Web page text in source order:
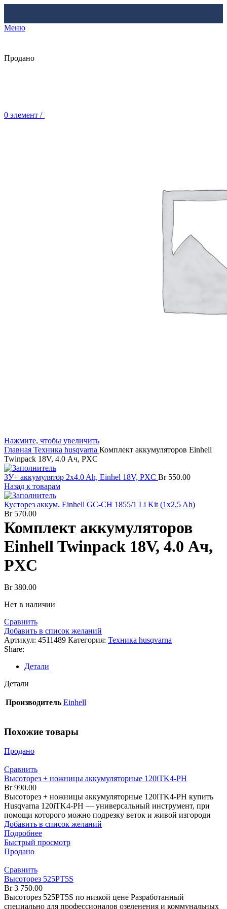
Меню
0 элемент / Br
Продано
Нажмите, чтобы увеличить
Главная Техника husqvarna Комплект аккумуляторов Einhell
Twinpack 18V, 4.0 Ач, PXC
ЗУ+ аккумулятор 2x4.0 Ah, Einhel 18V, PXC Br550.00
Назад к товарам
Кусторез аккум. Einhell GC-CH 1855/1 Li Kit (1x2,5 Ah)
Br570.00
Комплект аккумуляторов
Einhell Twinpack 18V, 4.0 Ач,
PXC
Br380.00
Нет в наличии
Сравнить
Добавить в список желаний
Артикул: 4511489 Категория: Техника husqvarna
Share:
Детали
Детали
Производитель Einhell
Похожие товары
Продано
Сравнить
Высоторез + ножницы аккумуляторные 120iTK4-PH
Br990.00
Высоторез + ножницы аккумуляторные 120iTK4-PH купить
Husqvarna 120iTK4-PH — универсальный инструмент, при
помощи которого можно подрезку веток и живой изгороди
Добавить в список желаний
Подробнее
Быстрый просмотр
Продано
Сравнить
Высоторез 525PT5S
Br3 750.00
Высоторез 525PT5S по низкой цене Разработанный
специально для профессионалов озеленения и коммунальных